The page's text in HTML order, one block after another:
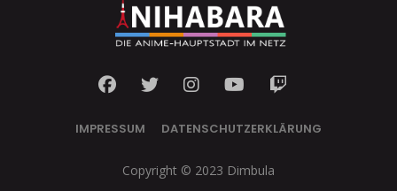
IMPRESSUM DATENSCHUTZERKLÄRUNG
Copyright © 2023 Dimbula